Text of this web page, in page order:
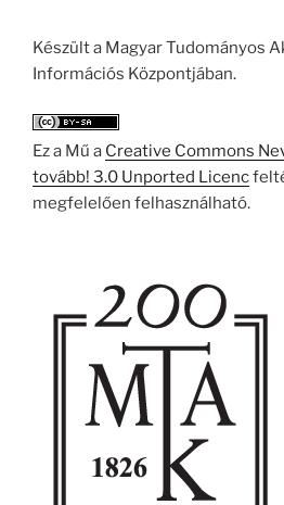
Készült a Magyar Tudományos
Információs Központjában.
Ez a Mű a Creative Commons
tovább! 3.0 Unported Licenc
megfelelően felhasználható.